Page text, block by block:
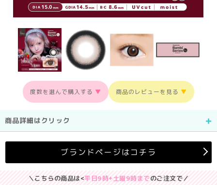
度数を選んで購入する ▼ 商品のレビューを見る ▼
商品詳細はクリック
ブランドページはコチラ
＼こちらの商品は<平日9時+土曜9時までのご注文で／